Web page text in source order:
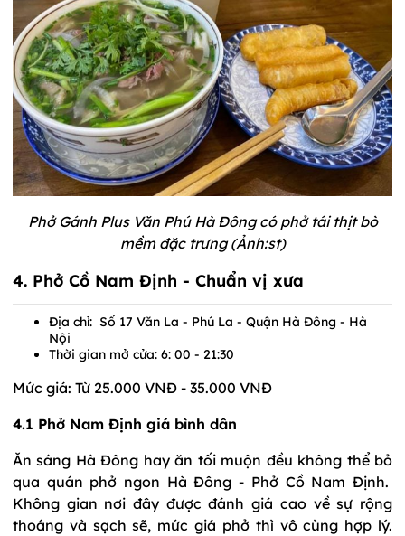
Phở Gánh Plus Văn Phú Hà Đông có phở tái thịt bò
mềm đặc trưng (Ảnh:st)
4. Phở Cồ Nam Định - Chuẩn vị xưa
Địa chỉ: Số 17 Văn La - Phú La - Quận Hà Đông - Hà
Nội
Thời gian mở cửa: 6: 00 - 21:30
Mức giá: Từ 25.000 VNĐ - 35.000 VNĐ
4.1 Phở Nam Định giá bình dân
Ăn sáng Hà Đông hay ăn tối muộn đều không thể bỏ
qua quán phở ngon Hà Đông - Phở Cồ Nam Định.
Không gian nơi đây được đánh giá cao về sự rộng
thoáng và sạch sẽ, mức giá phở thì vô cùng hợp lý.